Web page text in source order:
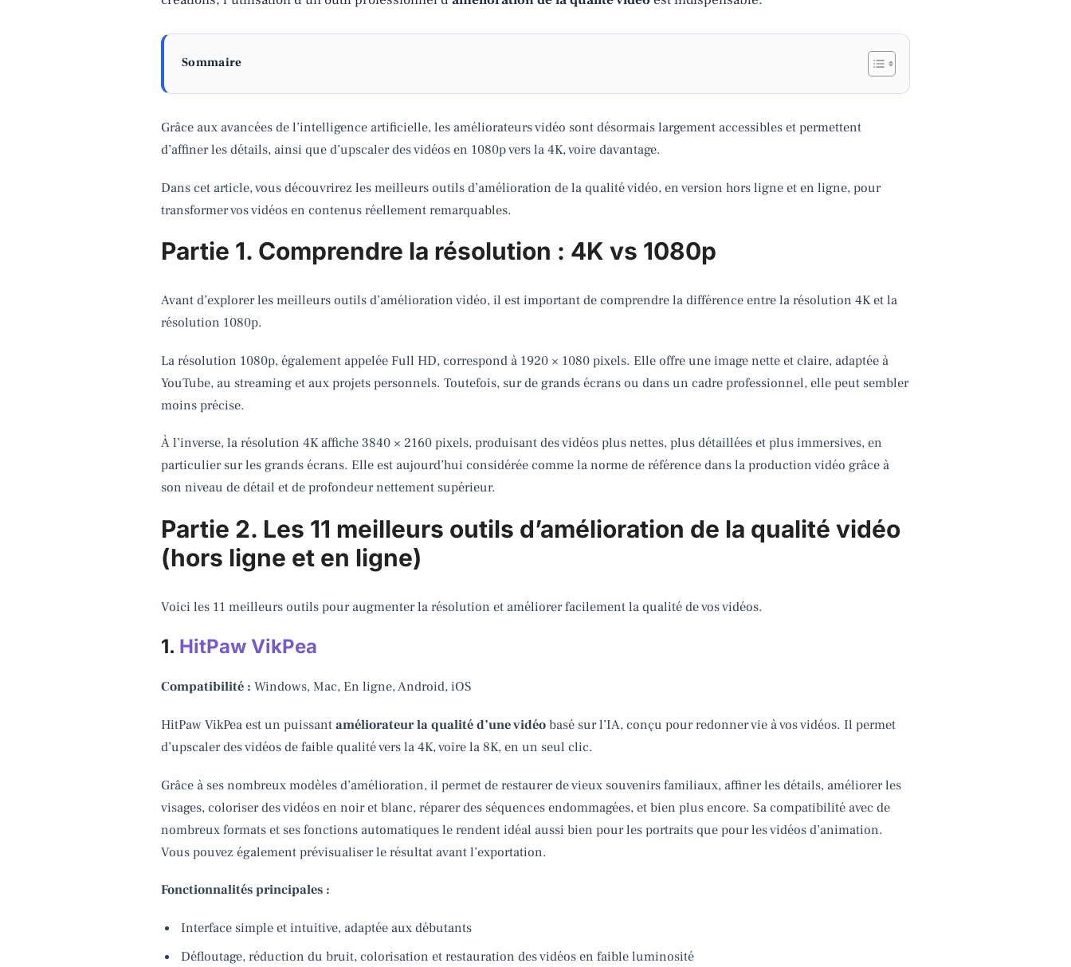
Sommaire
Grâce aux avancées de l’intelligence artificielle, les améliorateurs vidéo sont désormais largement accessibles et permettent
d’affiner les détails, ainsi que d’upscaler des vidéos en 1080p vers la 4K, voire davantage.
Dans cet article, vous découvrirez les meilleurs outils d’amélioration de la qualité vidéo, en version hors ligne et en ligne, pour
transformer vos vidéos en contenus réellement remarquables.
Partie 1. Comprendre la résolution : 4K vs 1080p
Avant d’explorer les meilleurs outils d’amélioration vidéo, il est important de comprendre la différence entre la résolution 4K et la
résolution 1080p.
La résolution 1080p, également appelée Full HD, correspond à 1920 × 1080 pixels. Elle offre une image nette et claire, adaptée à
YouTube, au streaming et aux projets personnels. Toutefois, sur de grands écrans ou dans un cadre professionnel, elle peut sembler
moins précise.
À l’inverse, la résolution 4K affiche 3840 × 2160 pixels, produisant des vidéos plus nettes, plus détaillées et plus immersives, en
particulier sur les grands écrans. Elle est aujourd’hui considérée comme la norme de référence dans la production vidéo grâce à
son niveau de détail et de profondeur nettement supérieur.
Partie 2. Les 11 meilleurs outils d’amélioration de la qualité vidéo
(hors ligne et en ligne)
Voici les 11 meilleurs outils pour augmenter la résolution et améliorer facilement la qualité de vos vidéos.
1. HitPaw VikPea
Compatibilité : Windows, Mac, En ligne, Android, iOS
HitPaw VikPea est un puissantaméliorateur la qualité d’une vidéobasé sur l’IA, conçu pour redonner vie à vos vidéos. Il permet
d’upscaler des vidéos de faible qualité vers la 4K, voire la 8K, en un seul clic.
Grâce à ses nombreux modèles d’amélioration, il permet de restaurer de vieux souvenirs familiaux, affiner les détails, améliorer les
visages, coloriser des vidéos en noir et blanc, réparer des séquences endommagées, et bien plus encore. Sa compatibilité avec de
nombreux formats et ses fonctions automatiques le rendent idéal aussi bien pour les portraits que pour les vidéos d’animation.
Vous pouvez également prévisualiser le résultat avant l’exportation.
Fonctionnalités principales :
Interface simple et intuitive, adaptée aux débutants
Défloutage, réduction du bruit, colorisation et restauration des vidéos en faible luminosité